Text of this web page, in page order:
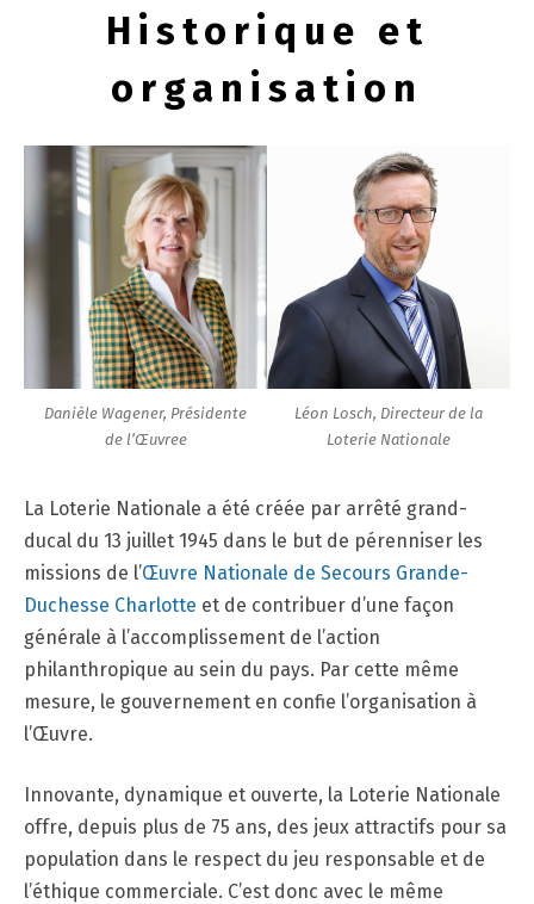
Historique et
organisation
Danièle Wagener, Présidente
de l’Œuvree
Léon Losch, Directeur de la
Loterie Nationale
La Loterie Nationale a été créée par arrêté grand-
ducal du 13 juillet 1945 dans le but de pérenniser les
missions de l’Œuvre Nationale de Secours Grande-
Duchesse Charlotte et de contribuer d’une façon
générale à l’accomplissement de l’action
philanthropique au sein du pays. Par cette même
mesure, le gouvernement en confie l’organisation à
l’Œuvre.
Innovante, dynamique et ouverte, la Loterie Nationale
offre, depuis plus de 75 ans, des jeux attractifs pour sa
population dans le respect du jeu responsable et de
l’éthique commerciale. C’est donc avec le même